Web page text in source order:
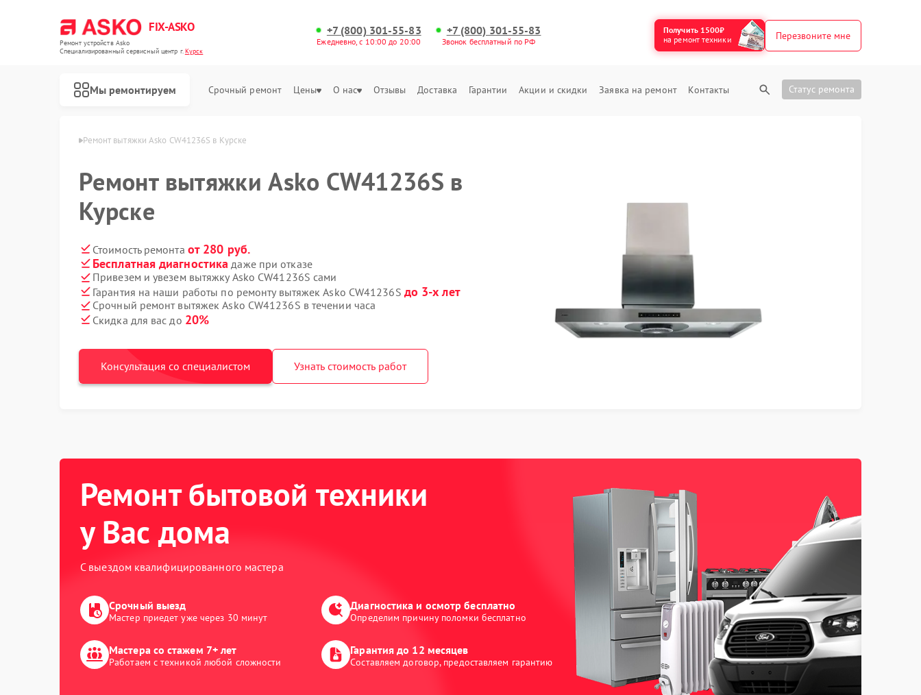
FIX-ASKO
Ремонт устройств Asko
Специализированный cервисный центр г.Курск
+7 (800) 301-55-83
Ежедневно, с 10:00 до 20:00
+7 (800) 301-55-83
Звонок бесплатный по РФ
Получить 1500₽
на ремонт техники
Перезвоните мне
Мы ремонтируем Срочный ремонт Цены О нас Отзывы Доставка Гарантии Акции и скидки Заявка на ремонт Контакты Статус ремонта
Ремонт вытяжки Asko CW41236S в Курске
Ремонт вытяжки Asko CW41236S в
Курске
Стоимость ремонта от 280 руб.
Бесплатная диагностика даже при отказе
Привезем и увезем вытяжку Asko CW41236S сами
Гарантия на наши работы по ремонту вытяжек Asko CW41236S до 3-х лет
Срочный ремонт вытяжек Asko CW41236S в течении часа
Скидка для вас до 20%
Консультация со специалистом Узнать стоимость работ
Ремонт бытовой техники
у Вас дома
С выездом квалифицированного мастера
Срочный выезд
Мастер приедет уже через 30 минут
Диагностика и осмотр бесплатно
Определим причину поломки бесплатно
Мастера со стажем 7+ лет
Работаем с техникой любой сложности
Гарантия до 12 месяцев
Составляем договор, предоставляем гарантию